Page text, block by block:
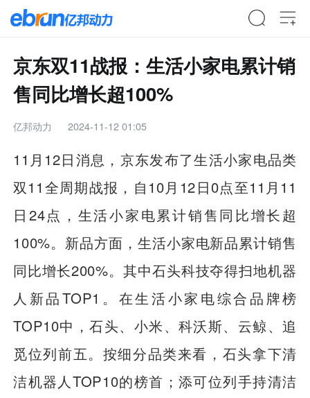
京东双11战报：生活小家电累计销
售同比增长超100%
亿邦动力 2024-11-12 01:05
11月12日消息，京东发布了生活小家电品类
双11全周期战报，自10月12日0点至11月11
日24点，生活小家电累计销售同比增长超
100%。新品方面，生活小家电新品累计销售
同比增长200%。其中石头科技夺得扫地机器
人新品TOP1。在生活小家电综合品牌榜
TOP10中，石头、小米、科沃斯、云鲸、追
觅位列前五。按细分品类来看，石头拿下清
洁机器人TOP10的榜首；添可位列手持清洁